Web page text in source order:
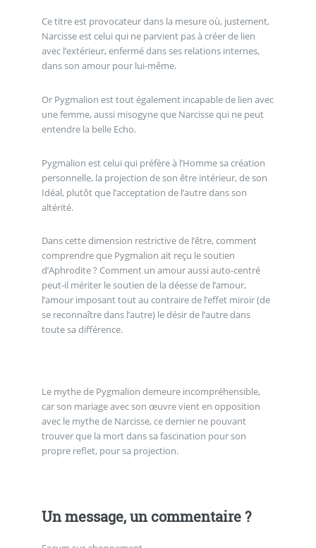
Ce titre est provocateur dans la mesure où, justement,
Narcisse est celui qui ne parvient pas à créer de lien
avec l’extérieur, enfermé dans ses relations internes,
dans son amour pour lui-même.
Or Pygmalion est tout également incapable de lien avec
une femme, aussi misogyne que Narcisse qui ne peut
entendre la belle Echo.
Pygmalion est celui qui préfère à l’Homme sa création
personnelle, la projection de son être intérieur, de son
Idéal, plutôt que l’acceptation de l’autre dans son
altérité.
Dans cette dimension restrictive de l’être, comment
comprendre que Pygmalion ait reçu le soutien
d’Aphrodite ? Comment un amour aussi auto-centré
peut-il mériter le soutien de la déesse de l’amour,
l’amour imposant tout au contraire de l’effet miroir (de
se reconnaître dans l’autre) le désir de l’autre dans
toute sa différence.
Le mythe de Pygmalion demeure incompréhensible,
car son mariage avec son œuvre vient en opposition
avec le mythe de Narcisse, ce dernier ne pouvant
trouver que la mort dans sa fascination pour son
propre reflet, pour sa projection.
Un message, un commentaire ?